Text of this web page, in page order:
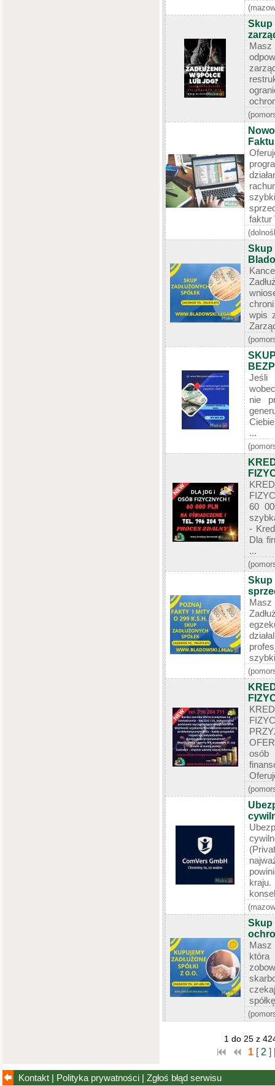
Skup
faktur
Skup
wpis
Jeśli
nie
...
60
-
Dla
...
Skup
Masz
Skup
Masz
która
1 do 25 z
1 [ 2 ]
Kontakt | Polityka prywatności | Zgłoś błąd serwisu